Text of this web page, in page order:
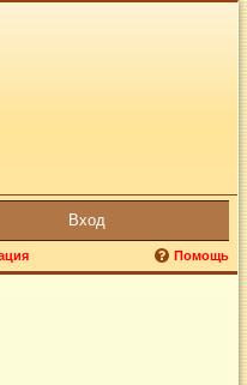
Вход
Помощь